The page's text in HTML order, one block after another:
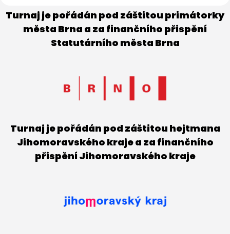
Turnaj je pořádán pod záštitou primátorky
města Brna a za finančního přispění
Statutárního města Brna
Turnaj je pořádán pod záštitou hejtmana
Jihomoravského kraje a za finančního
přispění Jihomoravského kraje